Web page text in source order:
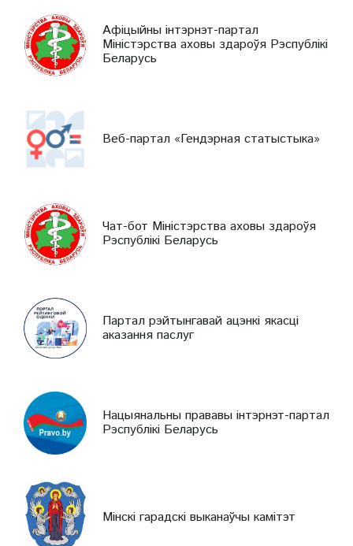
Афіцыйны інтэрнэт-партал
Міністэрства аховы здароўя Рэспублікі
Беларусь
Веб-партал «Гендэрная статыстыка»
Чат-бот Міністэрства аховы здароўя
Рэспублікі Беларусь
Партал рэйтынгавай ацэнкі якасці
аказання паслуг
Нацыянальны прававы інтэрнэт-партал
Рэспублікі Беларусь
Мінскі гарадскі выканаўчы камітэт